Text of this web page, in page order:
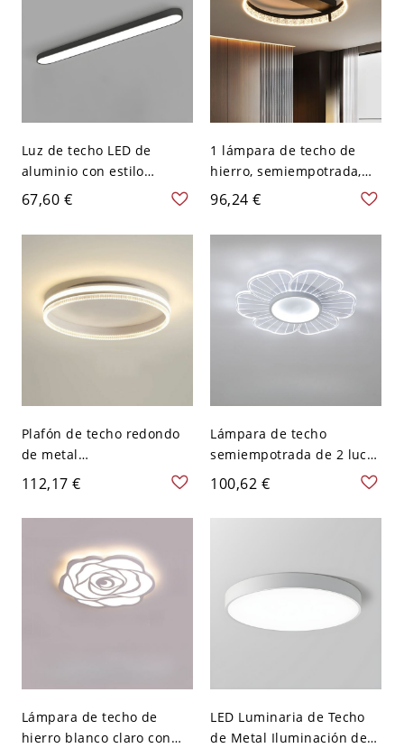
Luz de techo LED de
aluminio con estilo
moderno para oficina -
110 A 120 V 62,23 cm
Negro Blanco
67,60 €
1 lámpara de techo de
hierro, semiempotrada,
cableada, para dormitorio
principal - Negro 110 A
120 V Tercer Gear
Redondo
96,24 €
Plafón de techo redondo
de metal
dorado/negro/blanco con
pantalla acrílica - Blanco
110 A 120 V Tercer Gear
112,17 €
Lámpara de techo
semiempotrada de 2 luces
con flores, estilo moderno
- 110 A 120 V 52,07 cm
Blanco
100,62 €
Lámpara de techo de
hierro blanco claro con
LED Luminaria de Techo
de Metal Iluminación de